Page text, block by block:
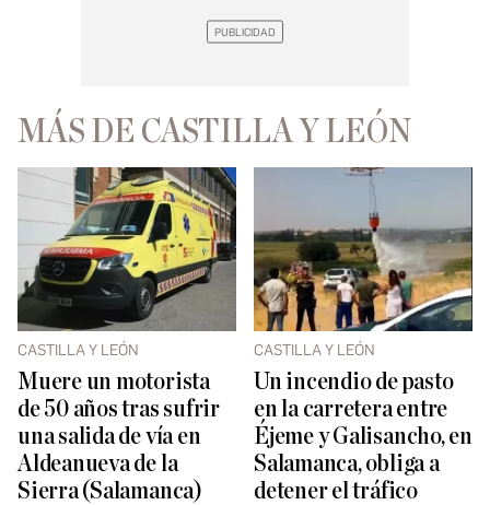
MÁS DE CASTILLA Y LEÓN
CASTILLA Y LEÓN
Muere un motorista
de 50 años tras sufrir
una salida de vía en
Aldeanueva de la
Sierra (Salamanca)
CASTILLA Y LEÓN
Un incendio de pasto
en la carretera entre
Éjeme y Galisancho, en
Salamanca, obliga a
detener el tráfico